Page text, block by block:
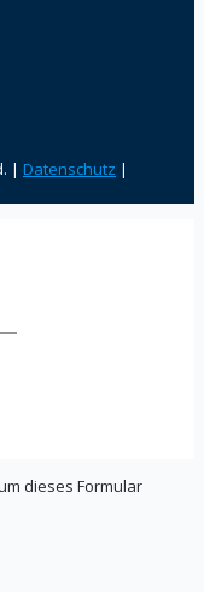
| Datenschutz |
dieses Formular